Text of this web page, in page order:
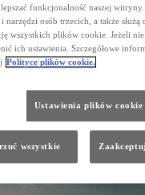
Toyoty
w Brukseli jest miejscem działań
TME, a także europejskim centrum
rozwojowych Toyoty w Europie. W
najnowocześniejszy tor - Zaventem
funkcjonalność naszej
i narzędzi osób trzecich, a także
wszystkich plików cookie. Jeżeli
ich ustawienia. Szczegółowe
Polityce plików cookie.
Ustawienia plików cookie
wszystkie